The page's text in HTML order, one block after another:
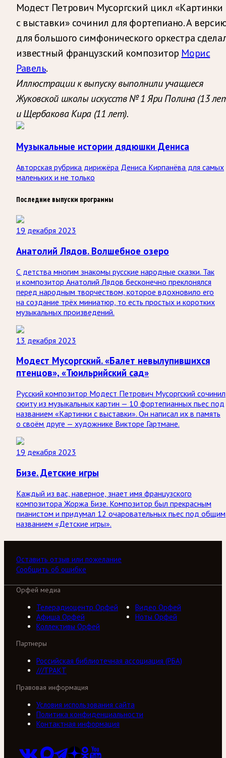
Модест Петрович Мусоргский цикл «Картинки
с выставки» сочинил для фортепиано. А
для большого симфонического оркестра
известный французский композитор Морис
Равель.
Иллюстрации к выпуску выполнили учащиеся
Жуковской школы искусств № 1 Яри Полина (13
и Щербакова Кира (11 лет).
Музыкальные истории дядюшки Дениса
Авторская рубрика дирижёра Дениса Кирпанёва для самых
маленьких и не только
Последние выпуски программы
19 декабря 2023
Анатолий Лядов. Волшебное озеро
С детства многим знакомы русские народные сказки. Так
и композитор Анатолий Лядов бесконечно преклонялся
перед народным творчеством, которое вдохновило его
на создание трёх миниатюр, то есть простых и коротких
музыкальных произведений.
13 декабря 2023
Модест Мусоргский. «Балет невылупившихся
птенцов», «Тюильрийский сад»
Русский композитор Модест Петрович Мусоргский сочинил
сюиту из музыкальных картин — 10 фортепианных пьес под
названием «Картинки с выставки». Он написал их в память
о своём друге — художнике Викторе Гартмане.
19 декабря 2023
Бизе. Детские игры
Каждый из вас, наверное, знает имя французского
композитора Жоржа Бизе. Композитор был прекрасным
пианистом и придумал 12 очаровательных пьес под общим
названием «Детские игры».
Оставить отзыв или пожелание
Сообщить об ошибке
Орфей медиа
Телерадиоцентр Орфей
Видео Орфей
Афиша Орфей
Ноты Орфей
Коллективы Орфей
Партнеры
Российская библиотечная ассоциация (РБА)
///ТРАКТ
Правовая информация
Условия использования сайта
Политика конфиденциальности
Контактная информация